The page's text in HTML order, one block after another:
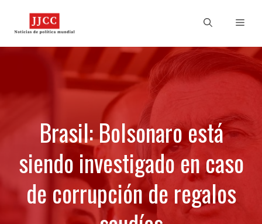
Brasil: Bolsonaro está
siendo investigado en caso
de corrupción de regalos